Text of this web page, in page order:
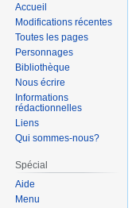
Accueil
Modifications récentes
Toutes les pages
Personnages
Bibliothèque
Nous écrire
Informations
rédactionnelles
Liens
Qui sommes-nous?
Spécial
Aide
Menu